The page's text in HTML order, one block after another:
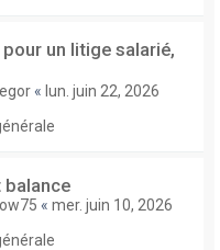
un litige salarié,
« lun. juin 22, 2026
balance
« mer. juin 10, 2026